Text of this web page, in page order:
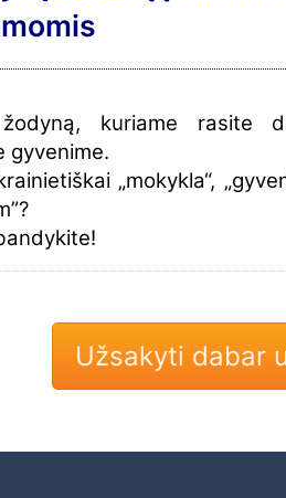
kuriame rasite
gyvenime.
„mokykla“,
Užsakyti dabar